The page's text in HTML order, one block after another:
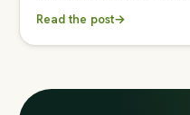
Read the post→